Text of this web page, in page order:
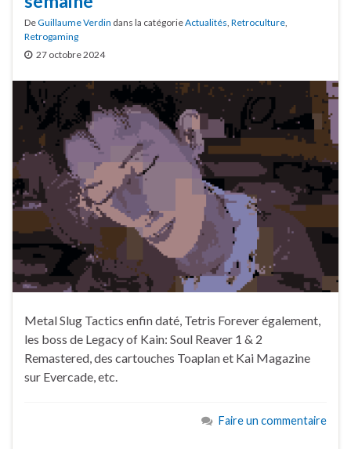
DeGuillaume Verdin dans la catégorieActualités Retroculture
Retrogaming
27 octobre 2024
Metal Slug Tactics enfin daté, Tetris Forever également,
les boss de Legacy of Kain: Soul Reaver 1 & 2
Remastered, des cartouches Toaplan et Kai Magazine
sur Evercade, etc.
Faire un commentaire